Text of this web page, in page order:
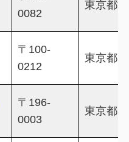
0082
東京都
〒100-
0212
東京都
〒196-
0003
東京都